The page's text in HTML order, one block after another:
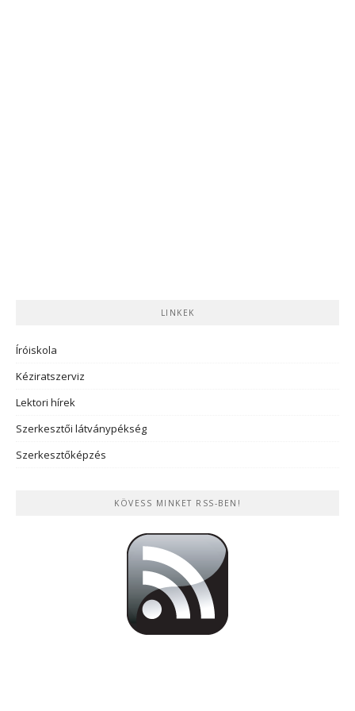
LINKEK
Íróiskola
Kéziratszerviz
Lektori hírek
Szerkesztői látványpékség
Szerkesztőképzés
KÖVESS MINKET RSS-BEN!